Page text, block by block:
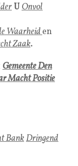
UOnvol
Waarheiden
Zaak.
Gemeente Den
Macht Positie
BankDringend